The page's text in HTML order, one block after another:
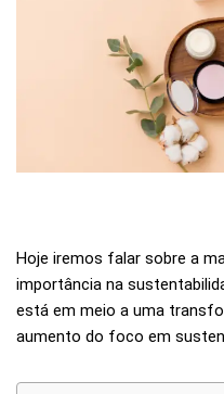
Hoje iremos falar sobre a
importância na
está em meio a uma
aumento do foco em